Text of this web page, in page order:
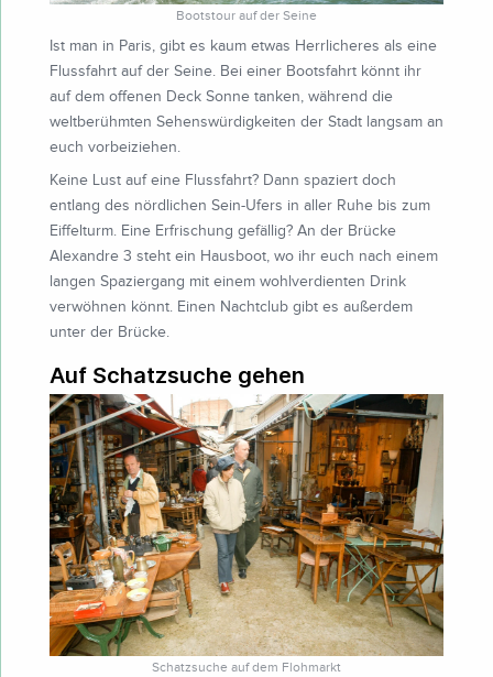
Bootstour auf der Seine
Ist man in Paris, gibt es kaum etwas Herrlicheres als eine
Flussfahrt auf der Seine. Bei einer Bootsfahrt könnt ihr
auf dem offenen Deck Sonne tanken, während die
weltberühmten Sehenswürdigkeiten der Stadt langsam an
euch vorbeiziehen.
Keine Lust auf eine Flussfahrt? Dann spaziert doch
entlang des nördlichen Sein-Ufers in aller Ruhe bis zum
Eiffelturm. Eine Erfrischung gefällig? An der Brücke
Alexandre 3 steht ein Hausboot, wo ihr euch nach einem
langen Spaziergang mit einem wohlverdienten Drink
verwöhnen könnt. Einen Nachtclub gibt es außerdem
unter der Brücke.
Auf Schatzsuche gehen
Schatzsuche auf dem Flohmarkt